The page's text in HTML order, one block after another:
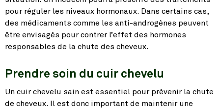
pour réguler les niveaux hormonaux. Dans certains cas,
des médicaments comme les anti-androgènes peuvent
être envisagés pour contrer l’effet des hormones
responsables de la chute des cheveux.
Prendre soin du cuir chevelu
Un cuir chevelu sain est essentiel pour prévenir la chute
de cheveux. Il est donc important de maintenir une